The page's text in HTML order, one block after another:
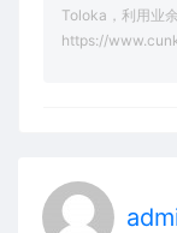
Toloka，利用业
https://